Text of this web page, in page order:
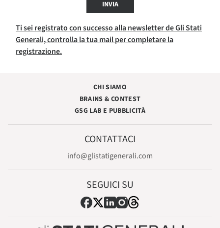
INVIA
Ti sei registrato con successo alla newsletter de Gli Stati
Generali, controlla la tua mail per completare la
registrazione.
CHI SIAMO
BRAINS & CONTEST
GSG LAB E PUBBLICITÀ
CONTATTACI
info@glistatigenerali.com
SEGUICI SU